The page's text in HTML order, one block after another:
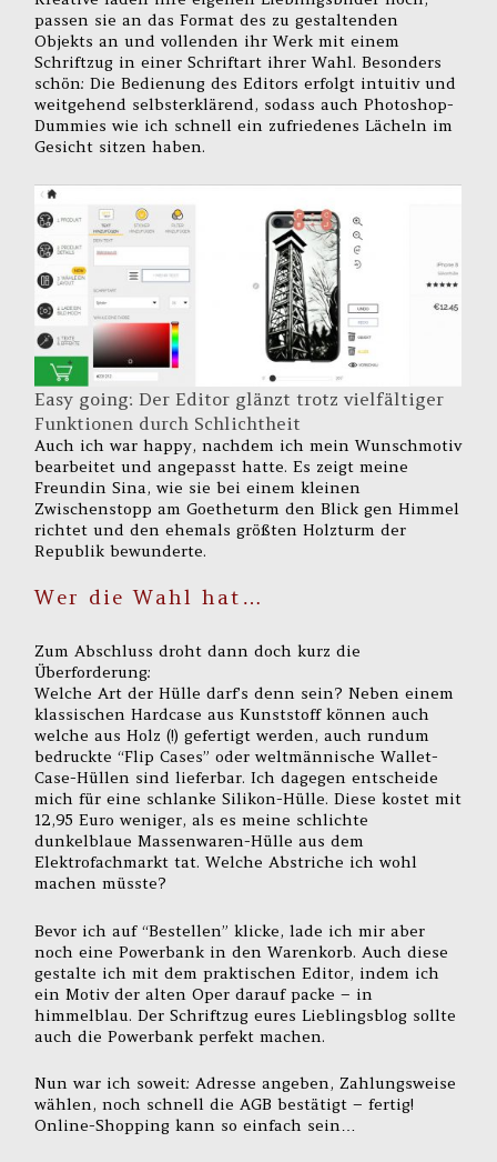
passen sie an das Format des zu gestaltenden
Objekts an und vollenden ihr Werk mit einem
Schriftzug in einer Schriftart ihrer Wahl. Besonders
schön: Die Bedienung des Editors erfolgt intuitiv und
weitgehend selbsterklärend, sodass auch Photoshop-
Dummies wie ich schnell ein zufriedenes Lächeln im
Gesicht sitzen haben.
Easy going: Der Editor glänzt trotz vielfältiger
Funktionen durch Schlichtheit
Auch ich war happy, nachdem ich mein Wunschmotiv
bearbeitet und angepasst hatte. Es zeigt meine
Freundin Sina, wie sie bei einem kleinen
Zwischenstopp am Goetheturm den Blick gen Himmel
richtet und den ehemals größten Holzturm der
Republik bewunderte.
Wer die Wahl hat…
Zum Abschluss droht dann doch kurz die
Überforderung:
Welche Art der Hülle darf’s denn sein? Neben einem
klassischen Hardcase aus Kunststoff können auch
welche aus Holz (!) gefertigt werden, auch rundum
bedruckte “Flip Cases” oder weltmännische Wallet-
Case-Hüllen sind lieferbar. Ich dagegen entscheide
mich für eine schlanke Silikon-Hülle. Diese kostet mit
12,95 Euro weniger, als es meine schlichte
dunkelblaue Massenwaren-Hülle aus dem
Elektrofachmarkt tat. Welche Abstriche ich wohl
machen müsste?
Bevor ich auf “Bestellen” klicke, lade ich mir aber
noch eine Powerbank in den Warenkorb. Auch diese
gestalte ich mit dem praktischen Editor, indem ich
ein Motiv der alten Oper darauf packe – in
himmelblau. Der Schriftzug eures Lieblingsblog sollte
auch die Powerbank perfekt machen.
Nun war ich soweit: Adresse angeben, Zahlungsweise
wählen, noch schnell die AGB bestätigt – fertig!
Online-Shopping kann so einfach sein…